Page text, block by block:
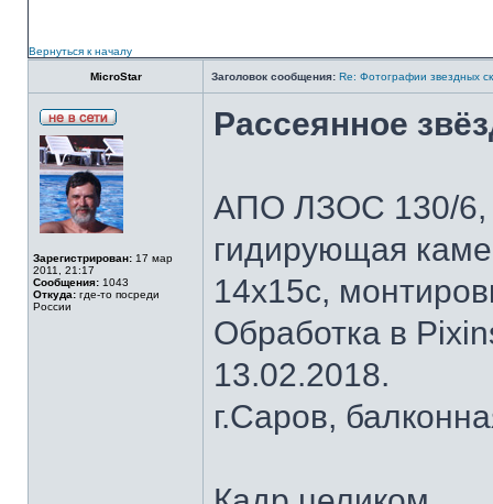
Вернуться к началу
MicroStar Заголовок сообщения: Re: Фотографии звездных
Зарегистрирован: 17 мар
2011, 21:17
Сообщения: 1043
Откуда: где-то посреди
России
Рассеянное
АПО ЛЗОС 130/6,
гидирующая
14х15с,
Обработка в
13.02.2018.
г.Саров,